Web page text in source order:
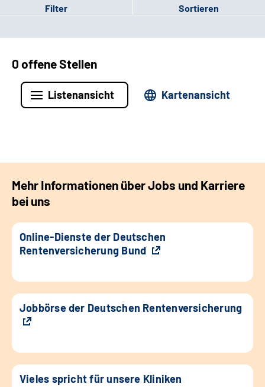
Filter Sortieren
0 offene Stellen
Listenansicht Kartenansicht
Mehr Informationen über Jobs und Karriere
bei uns
Online-Dienste der Deutschen
Rentenversicherung Bund
Jobbörse der Deutschen Rentenversicherung
Vieles spricht für unsere Kliniken